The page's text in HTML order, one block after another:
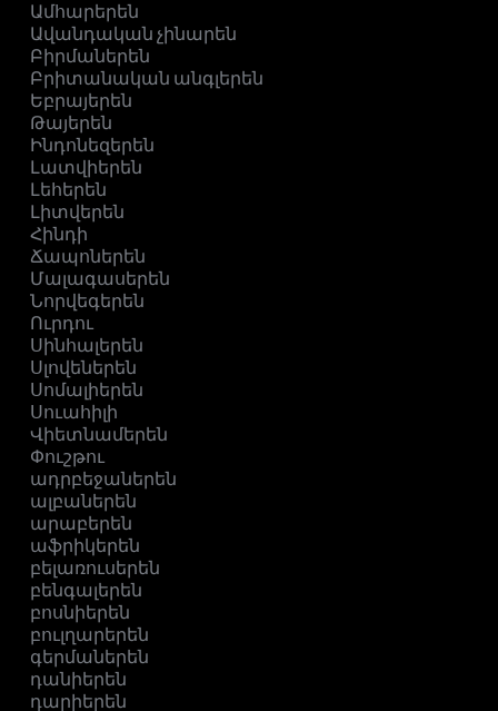
Ամհարերեն
Ավանդական չինարեն
Բիրմաներեն
Բրիտանական անգլերեն
Եբրայերեն
Թայերեն
Ինդոնեզերեն
Լատվիերեն
Լեհերեն
Լիտվերեն
Հինդի
Ճապոներեն
Մալագասերեն
Նորվեգերեն
Ուրդու
Սինհալերեն
Սլովեներեն
Սոմալիերեն
Սուահիլի
Վիետնամերեն
Փուշթու
ադրբեջաներեն
ալբաներեն
արաբերեն
աֆրիկերեն
բելառուսերեն
բենգալերեն
բոսնիերեն
բուլղարերեն
գերմաներեն
դանիերեն
դարիերեն